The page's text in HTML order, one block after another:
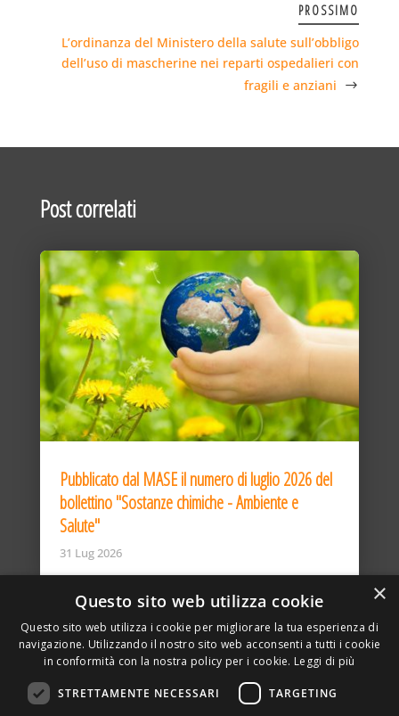
PROSSIMO
L’ordinanza del Ministero della salute sull’obbligo
dell’uso di mascherine nei reparti ospedalieri con
fragili e anziani
Post correlati
Pubblicato dal MASE il numero di luglio 2026 del
bollettino "Sostanze chimiche - Ambiente e
Salute"
31 Lug 2026
×
Questo sito web utilizza cookie
Questo sito web utilizza i cookie per migliorare la tua esperienza di
navigazione. Utilizzando il nostro sito web acconsenti a tutti i cookie
in conformità con la nostra policy per i cookie. Leggi di più
STRETTAMENTE NECESSARI TARGETING